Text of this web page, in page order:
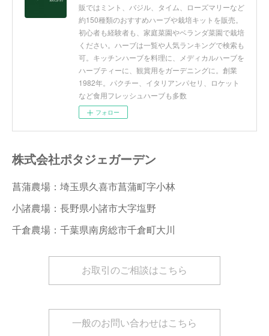
販ではミント、バジル、タイム、ローズマリーなど
約150種類のおすすめハーブや栽培キットを販売。
初心者も経験者も、家庭菜園やベランダ菜園で栽培
ください。ハーブは一覧や人気ランキングで検索も
可。キッチンハーブを料理に、メディカルハーブを
ハーブティーに、観賞用をガーデニングに。創業
1982年。パクチー、イタリアンパセリ、ロケット
など食用フレッシュハーブも多数
フォロー
株式会社ポタジェガーデン
菖蒲農場：埼玉県久喜市菖蒲町字小林
小諸農場：長野県小諸市大字塩野
千倉農場：千葉県南房総市千倉町大川
お取引のご相談はこちら
一般のお問い合わせはこちら